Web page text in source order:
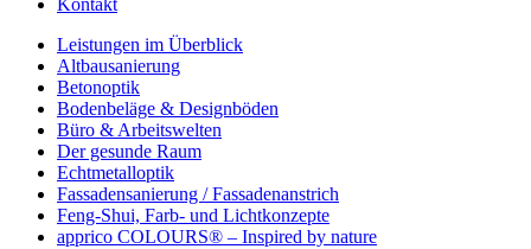
Kontakt
Leistungen im Überblick
Altbausanierung
Betonoptik
Bodenbeläge & Designböden
Büro & Arbeitswelten
Der gesunde Raum
Echtmetalloptik
Fassadensanierung / Fassadenanstrich
Feng-Shui, Farb- und Lichtkonzepte
apprico COLOURS® – Inspired by nature